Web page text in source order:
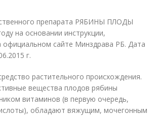
препарата РЯБИНЫ ПЛОДЫ
на основании инструкции,
сайте Минздрава РБ. Дата
г.
растительного происхождения.
вещества плодов рябины
витаминов (в первую очередь,
обладают вяжущим, мочегонным